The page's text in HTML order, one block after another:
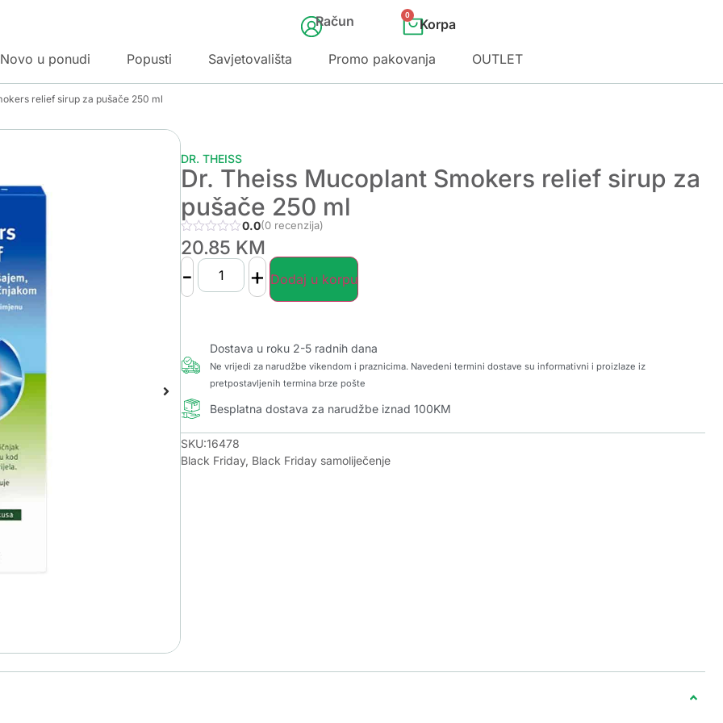
Račun 0
Novo u ponudi Popusti Savjetovališta Promo pakovanja OUTLET
relief sirup za pušače 250 ml
DR. THEISS
Dr. Theiss Mucoplant Smokers relief sirup za
pušače 250 ml
0.0(0 recenzija)
20.85 KM
- + Dodaj u korpu
Dostava u roku 2-5 radnih dana
Ne vrijedi za narudžbe vikendom i praznicima. Navedeni termini dostave su informativni i proizlaze iz
pretpostavljenih termina brze pošte
Besplatna dostava za narudžbe iznad 100KM
SKU:16478
Black Friday, Black Friday samoliječenje